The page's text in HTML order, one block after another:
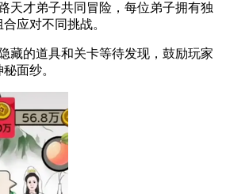
天才弟子共同冒险，每位弟子拥有独
应对不同挑战。
藏的道具和关卡等待发现，鼓励玩家
面纱。